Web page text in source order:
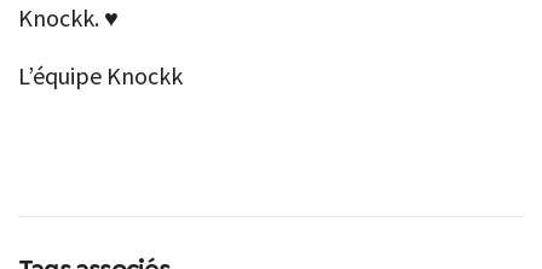
Knockk. ♥️
L’équipe Knockk